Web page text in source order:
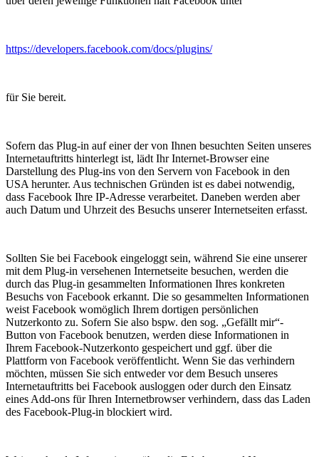
https://developers.facebook.com/docs/plugins/
für Sie bereit.
Sofern das Plug-in auf einer der von Ihnen besuchten Seiten unseres
Internetauftritts hinterlegt ist, lädt Ihr Internet-Browser eine
Darstellung des Plug-ins von den Servern von Facebook in den
USA herunter. Aus technischen Gründen ist es dabei notwendig,
dass Facebook Ihre IP-Adresse verarbeitet. Daneben werden aber
auch Datum und Uhrzeit des Besuchs unserer Internetseiten erfasst.
Sollten Sie bei Facebook eingeloggt sein, während Sie eine unserer
mit dem Plug-in versehenen Internetseite besuchen, werden die
durch das Plug-in gesammelten Informationen Ihres konkreten
Besuchs von Facebook erkannt. Die so gesammelten Informationen
weist Facebook womöglich Ihrem dortigen persönlichen
Nutzerkonto zu. Sofern Sie also bspw. den sog. „Gefällt mir“-
Button von Facebook benutzen, werden diese Informationen in
Ihrem Facebook-Nutzerkonto gespeichert und ggf. über die
Plattform von Facebook veröffentlicht. Wenn Sie das verhindern
möchten, müssen Sie sich entweder vor dem Besuch unseres
Internetauftritts bei Facebook ausloggen oder durch den Einsatz
eines Add-ons für Ihren Internetbrowser verhindern, dass das Laden
des Facebook-Plug-in blockiert wird.